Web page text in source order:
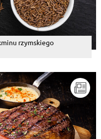
rzymskiego